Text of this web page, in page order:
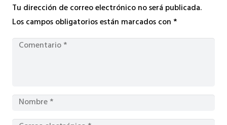
Tu dirección de correo electrónico no será publicada.
Los campos obligatorios están marcados con*